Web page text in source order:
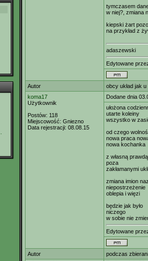
tymczasem
w niej?, zmiana
kiepski żart
na przykład z
adaszewski
Edytowane
Autor
obcy układ jak
koma17
Użytkownik
Postów: 118
Miejscowość: Gniezno
Data rejestracji: 08.08.15
Dodane dnia
ułożona
utarte koleiny
wszystko w
od czego
nowa praca
nowa kochanka
z własną prawdą
poza
zakłamanymi
zmiana imion
niepostrzeżenie
oblepia i więzi
będzie jak było
niczego
w sobie nie
Edytowane
Autor
podczas